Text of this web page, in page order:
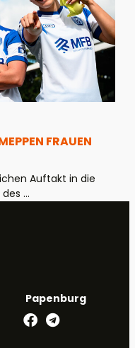
FRAUEN
Auftakt in die
...
Papenburg